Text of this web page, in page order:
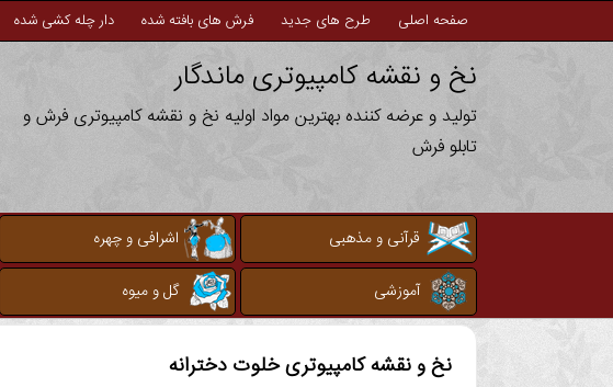
صفحه اصلی طرح های جدید فرش های بافته شده دار چله کشی شده
نخ و نقشه کامپیوتری ماندگار
تولید و عرضه کننده بهترین مواد اولیه نخ و نقشه کامپیوتری فرش و
تابلو فرش
قرآنی و مذهبی اشرافی و چهره
آموزشی
گل و میوه
نخ و نقشه کامپیوتریخلوت دخترانه